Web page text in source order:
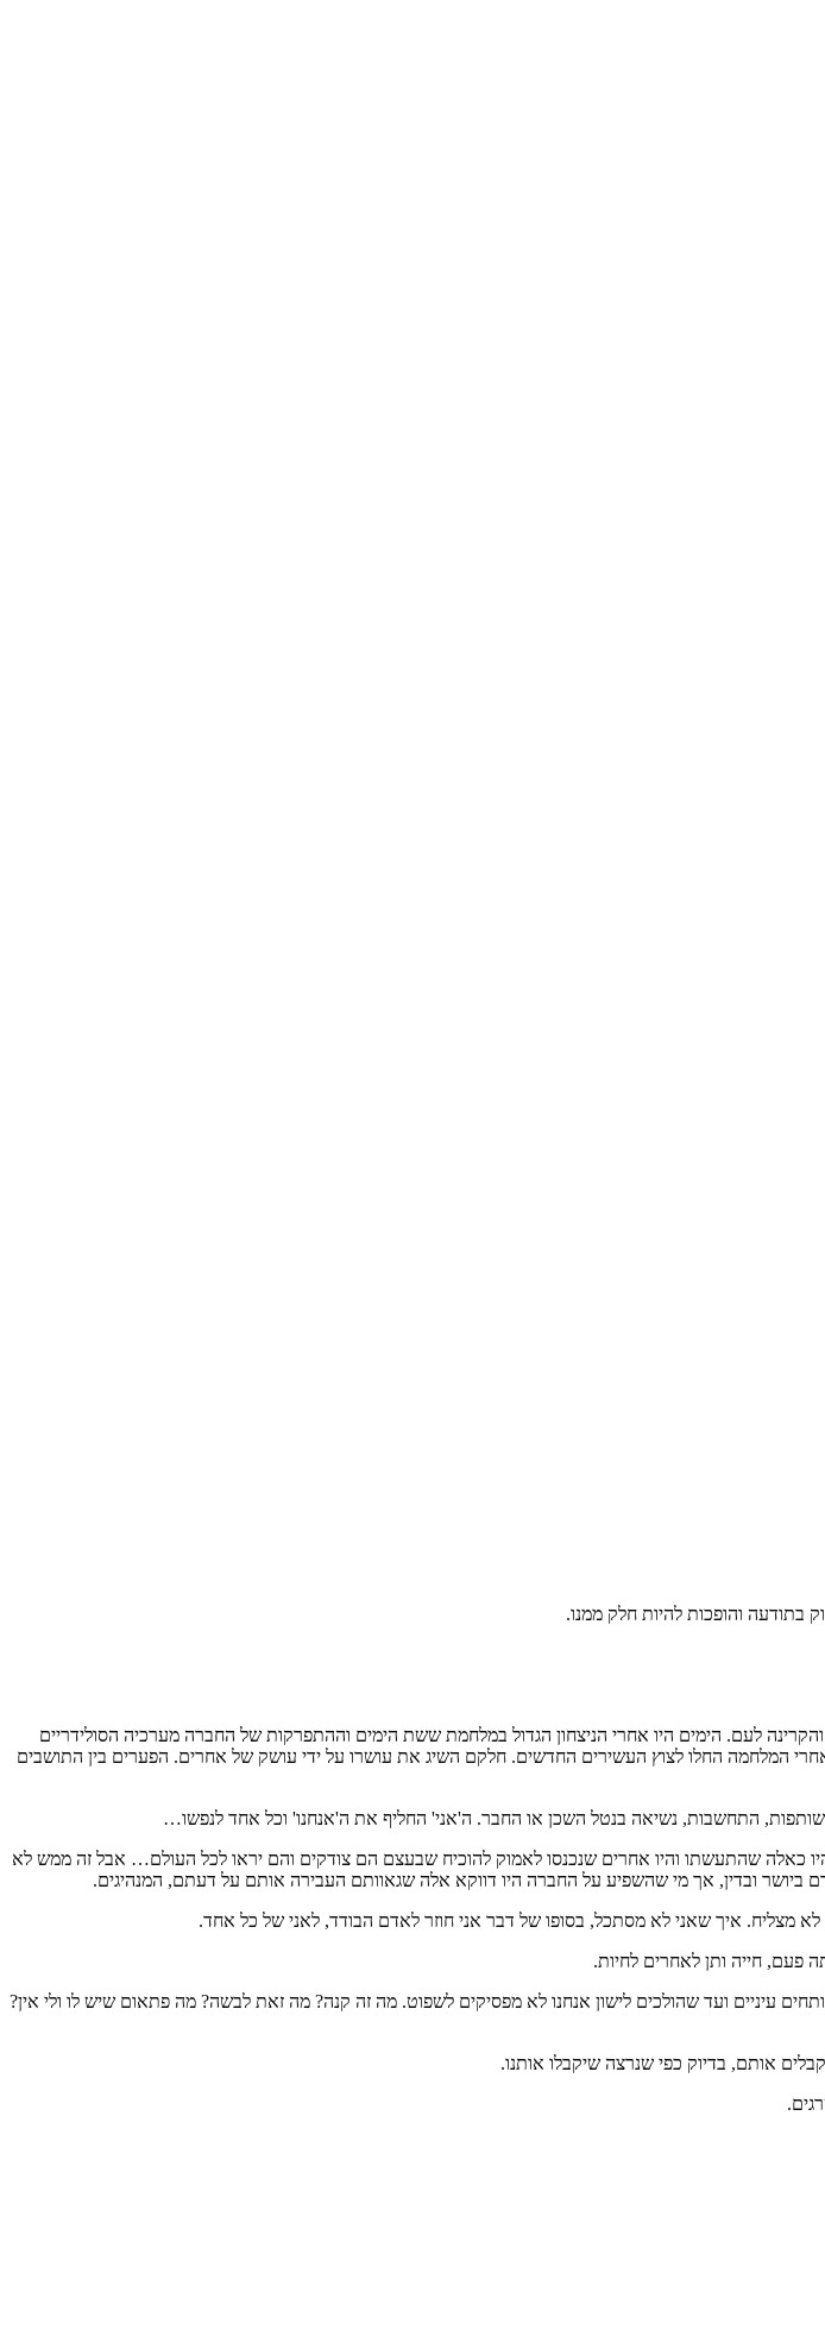
בתודעה והופכות להיות חלק ממנו.
לעם. הימים היו אחרי הניצחון הגדול במלחמת ששת הימים וההתפרקות של החברה מערכיה הסולידריים
המלחמה החלו לצוץ העשירים החדשים. חלקם השיג את עושרו על ידי עושק של אחרים. הפערים בין התושבים
התחשבות, נשיאה בנטל השכן או החבר. ה'אני' החליף את ה'אנחנו' וכל אחד לנפשו…
כאלה שהתעשתו והיו אחרים שנכנסו לאמוק להוכיח שבעצם הם צודקים והם יראו לכל העולם… אבל זה ממש לא
ובדין, אך מי שהשפיע על החברה היו דווקא אלה שגאוותם העבירה אותם על דעתם, המנהיגים.
מצליח. איך שאני לא מסתכל, בסופו של דבר אני חוזר לאדם הבודד, לאני של כל אחד.
פעם, חייה ותן לאחרים לחיות.
עיניים ועד שהולכים לישון אנחנו לא מפסיקים לשפוט. מה זה קנה? מה זאת לבשה? מה פתאום שיש לו ולי אין?
אותם, בדיוק כפי שנרצה שיקבלו אותנו.